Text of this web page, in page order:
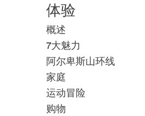
体验
概述
7大魅力
阿尔卑斯山环线
家庭
运动冒险
购物